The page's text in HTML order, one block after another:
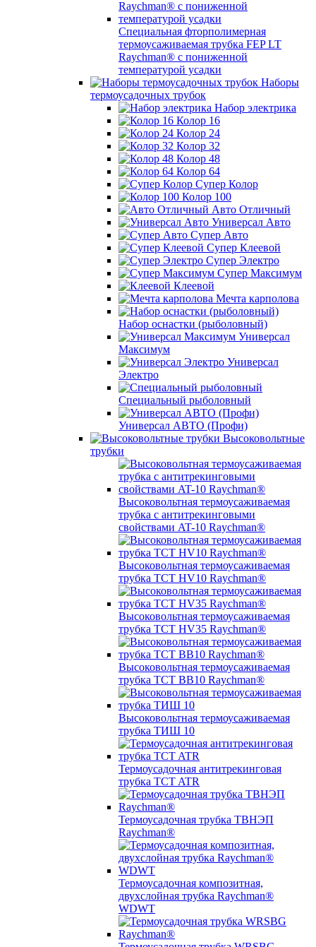
Специальная фторполимерная
термоусаживаемая трубка FEP LT
Raychman® с пониженной
температурой усадки
Наборы
термоусадочных трубок
Набор электрика
Колор 16
Колор 24
Колор 32
Колор 48
Колор 64
Супер Колор
Колор 100
Авто Отличный
Универсал Авто
Супер Авто
Супер Клеевой
Супер Электро
Супер Максимум
Клеевой
Мечта карполова
Набор оснастки (рыболовный)
Универсал
Максимум
Универсал
Электро
Специальный рыболовный
Универсал АВТО (Профи)
Высоковольтные
трубки
Высоковольтная термоусаживаемая
трубка с антитрекинговыми
свойствами AT-10 Raychman®
Высоковольтная термоусаживаемая
трубка TCT HV10 Raychman®
Высоковольтная термоусаживаемая
трубка TCT HV35 Raychman®
Высоковольтная термоусаживаемая
трубка TCT BB10 Raychman®
Высоковольтная термоусаживаемая
трубка ТИШ 10
Термоусадочная антитрекинговая
трубка TCT ATR
Термоусадочная трубка ТВНЭП
Raychman®
Термоусадочная композитная,
двухслойная трубка Raychman®
WDWT